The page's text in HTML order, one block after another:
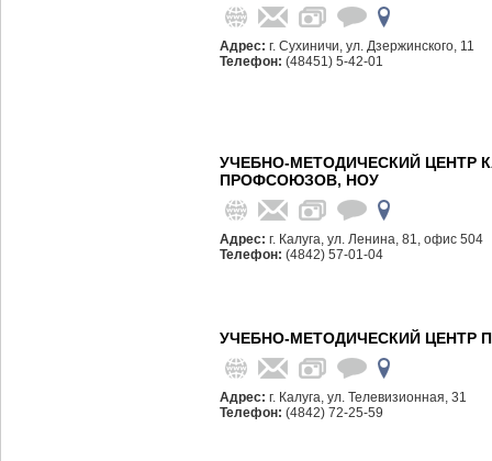
Адрес: г. Сухиничи, ул. Дзержинского, 11
Телефон: (48451) 5-42-01
УЧЕБНО-МЕТОДИЧЕСКИЙ ЦЕНТР
ПРОФСОЮЗОВ, НОУ
Адрес: г. Калуга, ул. Ленина, 81, офис 504
Телефон: (4842) 57-01-04
УЧЕБНО-МЕТОДИЧЕСКИЙ ЦЕНТР
Адрес: г. Калуга, ул. Телевизионная, 31
Телефон: (4842) 72-25-59